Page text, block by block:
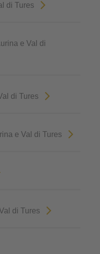
di Tures
e Val di
di Tures
e Val di Tures
di Tures